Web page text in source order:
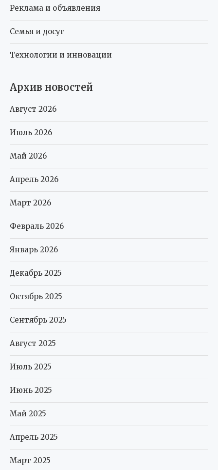
Реклама и объявления
Семья и досуг
Технологии и инновации
Архив новостей
Август 2026
Июль 2026
Май 2026
Апрель 2026
Март 2026
Февраль 2026
Январь 2026
Декабрь 2025
Октябрь 2025
Сентябрь 2025
Август 2025
Июль 2025
Июнь 2025
Май 2025
Апрель 2025
Март 2025